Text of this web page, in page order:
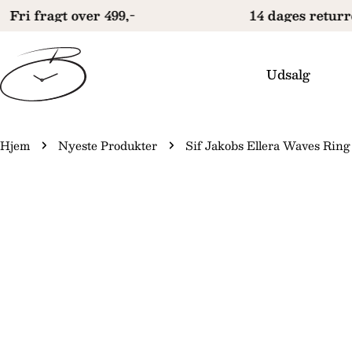
Gå
indhold
Fri fragt over 499,- 14 dages
Udsalg
Hjem Nyeste Produkter Sif Jakobs Ellera Waves